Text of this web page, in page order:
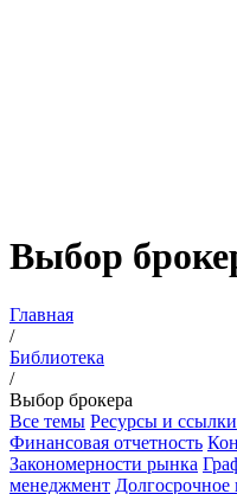
Выбор
Главная
/
Библиотека
/
Выбор брокера
Все темы Ресурсы и ссылки
Финансовая отчетность
Закономерности рынка
менеджмент Долгосрочное